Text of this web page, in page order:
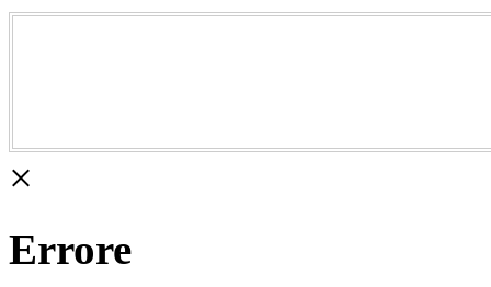
×
Errore